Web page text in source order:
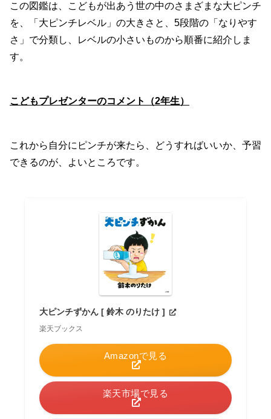
この図鑑は、こどもが出あう世の中のさまざまな大ピンチ
を、「大ピンチレベル」の大きさと、5段階の「なりやす
さ」で分類し、レベルの小さいものから順番に紹介しま
す。
こどもプレゼンターのコメント（2年生）
これから自分にピンチが来たら、どうすればいいか、予習
できるのが、よいところです。
大ピンチずかん [ 鈴木 のりたけ ]
楽天ブックス
Amazonで見る
楽天市場で見る